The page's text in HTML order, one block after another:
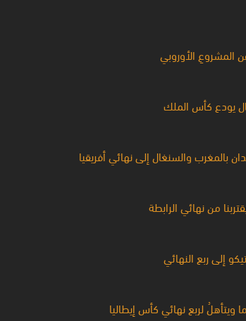
المشروعِ الأوروبي
يودع كأس الملك
بالمغرب والسنغال إلى نهائي أفريقيا
من نهائي الرابطة
إلى ربع النهائي
ويتأهلُ لربع نهائي كأس إيطاليا